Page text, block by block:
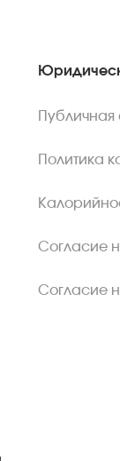
Политика
Согласие
Согласие